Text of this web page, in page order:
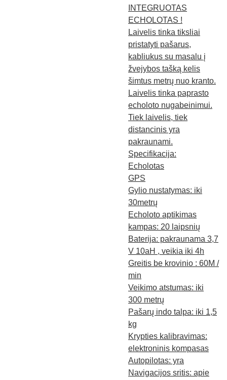
INTEGRUOTAS
ECHOLOTAS !
Laivelis tinka tiksliai
pristatyti pašarus,
kabliukus su masalu į
žvejybos tašką kelis
šimtus metrų nuo kranto.
Laivelis tinka paprasto
echoloto nugabeinimui.
Tiek laivelis, tiek
distancinis yra
pakraunami.
Specifikacija:
Echolotas
GPS
Gylio nustatymas: iki
30metrų
Echoloto aptikimas
kampas: 20 laipsnių
Baterija: pakraunama 3,7
V 10aH , veikia iki 4h
Greitis be krovinio : 60M /
min
Veikimo atstumas: iki
300 metrų
Pašarų indo talpa: iki 1,5
kg
Krypties kalibravimas:
elektroninis kompasas
Autopilotas: yra
Navigacijos sritis: apie